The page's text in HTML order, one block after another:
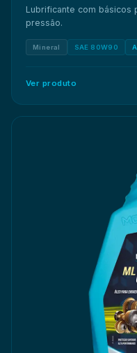
Lubrificante com básicos
pressão.
Mineral SAE 80W90
Ver produto